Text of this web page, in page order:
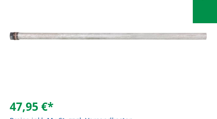
47,95 €*